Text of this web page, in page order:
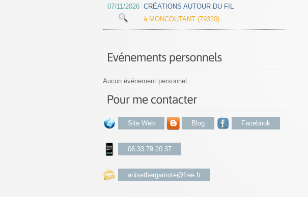
07/11/2026 CRÉATIONS AUTOUR DU FIL
à MONCOUTANT (79320)
Aucun événement personnel
Site Web Blog Facebook
06.33.79.20.37
anisetbergamote@free.fr